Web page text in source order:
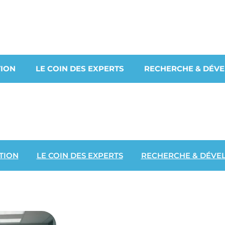
LE COIN DES EXPERTS RECHERCHE &
LE COIN DES EXPERTS RECHERCHE &